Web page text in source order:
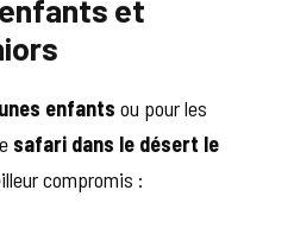
et
enfants ou pour les
safari dans le désert le
compromis :